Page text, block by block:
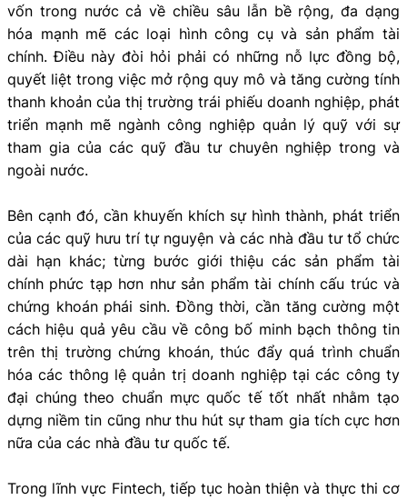
vốn trong nước cả về chiều sâu lẫn bề rộng, đa dạng
hóa mạnh mẽ các loại hình công cụ và sản phẩm tài
chính. Điều này đòi hỏi phải có những nỗ lực đồng bộ,
quyết liệt trong việc mở rộng quy mô và tăng cường tính
thanh khoản của thị trường trái phiếu doanh nghiệp, phát
triển mạnh mẽ ngành công nghiệp quản lý quỹ với sự
tham gia của các quỹ đầu tư chuyên nghiệp trong và
ngoài nước.
Bên cạnh đó, cần khuyến khích sự hình thành, phát triển
của các quỹ hưu trí tự nguyện và các nhà đầu tư tổ chức
dài hạn khác; từng bước giới thiệu các sản phẩm tài
chính phức tạp hơn như sản phẩm tài chính cấu trúc và
chứng khoán phái sinh. Đồng thời, cần tăng cường một
cách hiệu quả yêu cầu về công bố minh bạch thông tin
trên thị trường chứng khoán, thúc đẩy quá trình chuẩn
hóa các thông lệ quản trị doanh nghiệp tại các công ty
đại chúng theo chuẩn mực quốc tế tốt nhất nhằm tạo
dựng niềm tin cũng như thu hút sự tham gia tích cực hơn
nữa của các nhà đầu tư quốc tế.
Trong lĩnh vực Fintech, tiếp tục hoàn thiện và thực thi cơ